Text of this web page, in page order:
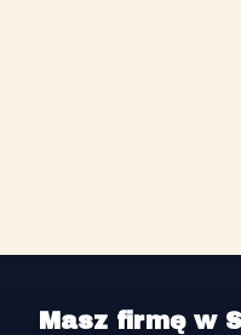
Masz firmę w